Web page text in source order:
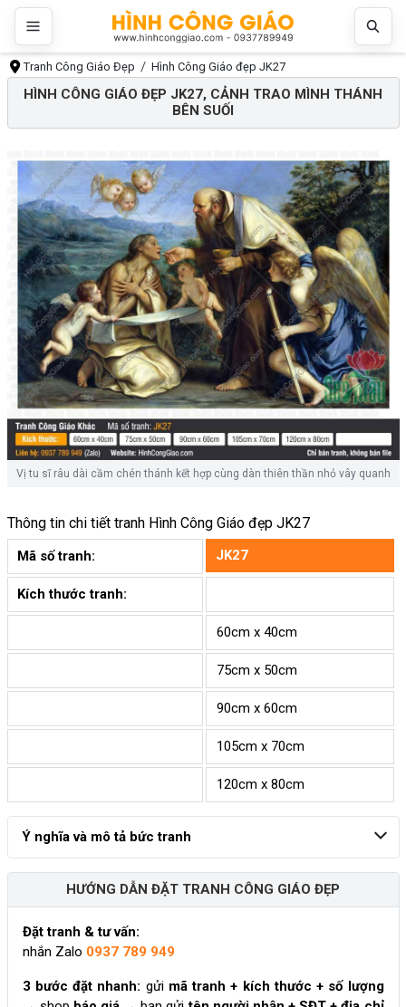
Tranh Công Giáo Đẹp Hình Công Giáo đẹp JK27
HÌNH CÔNG GIÁO ĐẸP JK27, CẢNH TRAO MÌNH THÁNH
BÊN SUỐI
Vị tu sĩ râu dài cầm chén thánh kết hợp cùng dàn thiên thần nhỏ vây quanh
Thông tin chi tiết tranh Hình Công Giáo đẹp JK27
Mã số tranh: JK27
Kích thước tranh:
60cm x 40cm
75cm x 50cm
90cm x 60cm
105cm x 70cm
120cm x 80cm
Ý nghĩa và mô tả bức tranh
HƯỚNG DẪN ĐẶT TRANH CÔNG GIÁO ĐẸP
Đặt tranh & tư vấn:
nhắn Zalo 0937 789 949
3 bước đặt nhanh: gửi mã tranh + kích thước + số lượng